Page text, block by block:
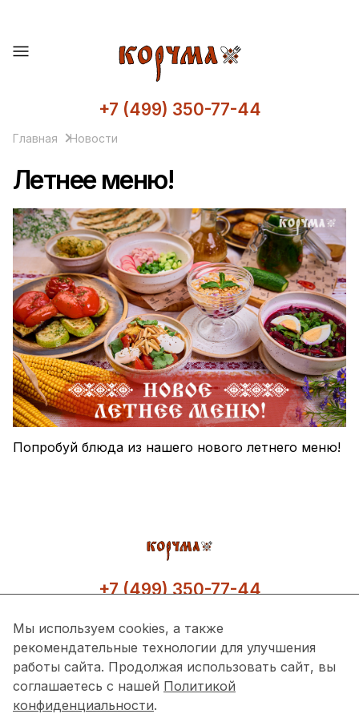
+7 (499) 350-77-44
Главная Новости
Летнее меню!
Попробуй блюда из нашего нового летнего меню!
+7 (499) 350-77-44
Мы используем cookies, а также
рекомендательные технологии для улучшения
работы сайта. Продолжая использовать сайт, вы
соглашаетесь с нашей Политикой
конфиденциальности.